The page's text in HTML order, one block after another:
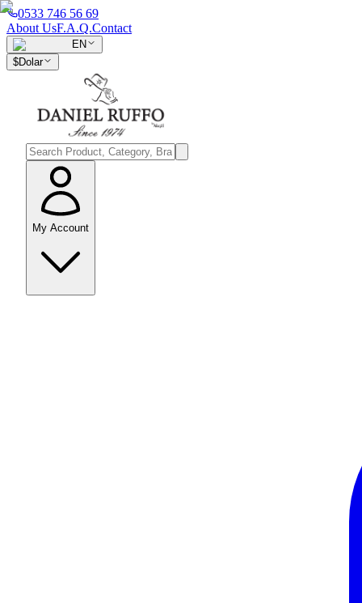
0533 746 56 69
About UsF.A.Q.Contact
EN
$Dolar
My Account